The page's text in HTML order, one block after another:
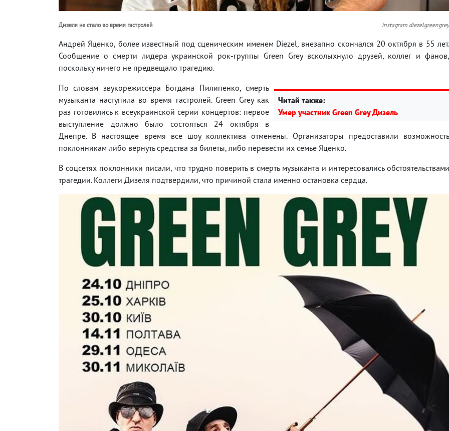
Дизеля не стало во время гастролей instagram diezelgreengrey
Андрей Яценко, более известный под сценическим именем Diezel, внезапно скончался 20 октября в 55 лет.
Сообщение о смерти лидера украинской рок-группы Green Grey всколыхнуло друзей, коллег и фанов,
поскольку ничего не предвещало трагедию.
Читай также:
Умер участник Green Grey Дизель
По словам звукорежиссера Богдана Пилипенко, смерть
музыканта наступила во время гастролей. Green Grey как
раз готовились к всеукраинской серии концертов: первое
выступление должно было состояться 24 октября в
Днепре. В настоящее время все шоу коллектива отменены. Организаторы предоставили возможность
поклонникам либо вернуть средства за билеты, либо перевести их семье Яценко.
В соцсетях поклонники писали, что трудно поверить в смерть музыканта и интересовались обстоятельствами
трагедии. Коллеги Дизеля подтвердили, что причиной стала именно остановка сердца.